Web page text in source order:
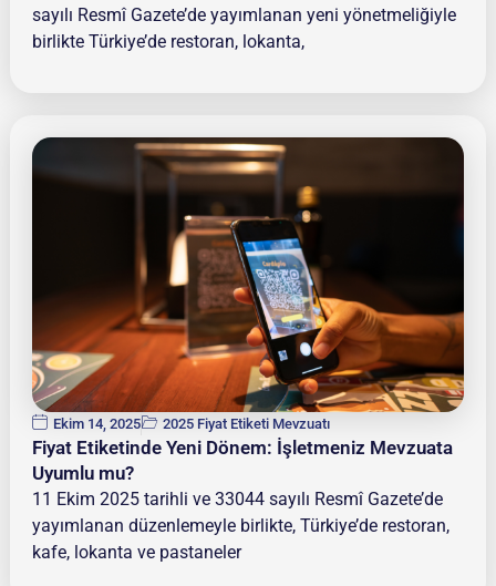
sayılı Resmî Gazete’de yayımlanan yeni yönetmeliğiyle
birlikte Türkiye’de restoran, lokanta,
Ekim 14, 2025 2025 Fiyat Etiketi Mevzuatı
Fiyat Etiketinde Yeni Dönem: İşletmeniz Mevzuata
Uyumlu mu?
11 Ekim 2025 tarihli ve 33044 sayılı Resmî Gazete’de
yayımlanan düzenlemeyle birlikte, Türkiye’de restoran,
kafe, lokanta ve pastaneler